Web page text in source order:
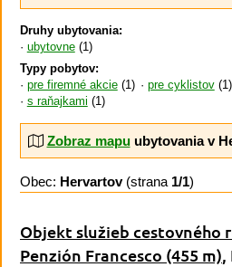
Druhy ubytovania:
ubytovne(1)
Typy pobytov:
pre firemné akcie(1) pre cyklistov(1)
s raňajkami (1)
Zobraz mapuubytovania v
Obec: Hervartov(strana 1/1)
Objekt služieb cestovného
Penzión Francesco (455 m),